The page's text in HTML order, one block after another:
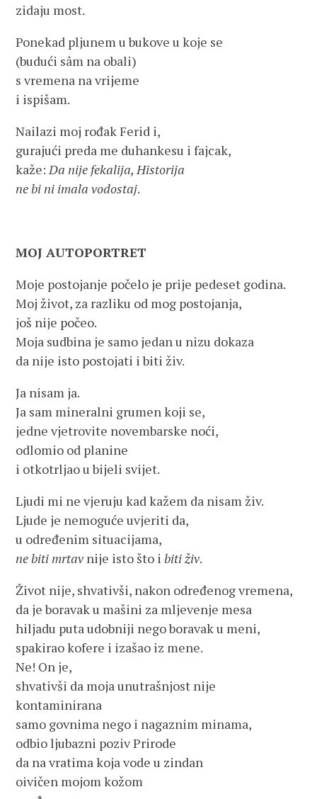
zidaju most.
Ponekad pljunem u bukove u koje se
(budući sâm na obali)
s vremena na vrijeme
i ispišam.
Nailazi moj rođak Ferid i,
gurajući preda me duhankesu i fajcak,
kaže:Da nije fekalija, Historija
ne bi ni imala vodostaj.
MOJ AUTOPORTRET
Moje postojanje počelo je prije pedeset godina.
Moj život, za razliku od mog postojanja,
još nije počeo.
Moja sudbina je samo jedan u nizu dokaza
da nije isto postojati i biti živ.
Ja nisam ja.
Ja sam mineralni grumen koji se,
jedne vjetrovite novembarske noći,
odlomio od planine
i otkotrljao u bijeli svijet.
Ljudi mi ne vjeruju kad kažem da nisam živ.
Ljude je nemoguće uvjeriti da,
u određenim situacijama,
ne biti mrtav nije isto što ibiti živ.
Život nije, shvativši, nakon određenog vremena,
da je boravak u mašini za mljevenje mesa
hiljadu puta udobniji nego boravak u meni,
spakirao kofere i izašao iz mene.
Ne! On je,
shvativši da moja unutrašnjost nije
kontaminirana
samo govnima nego i nagaznim minama,
odbio ljubazni poziv Prirode
da na vratima koja vode u zindan
oivičen mojom kožom